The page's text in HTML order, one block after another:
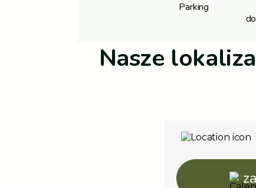
Parking
Nasze